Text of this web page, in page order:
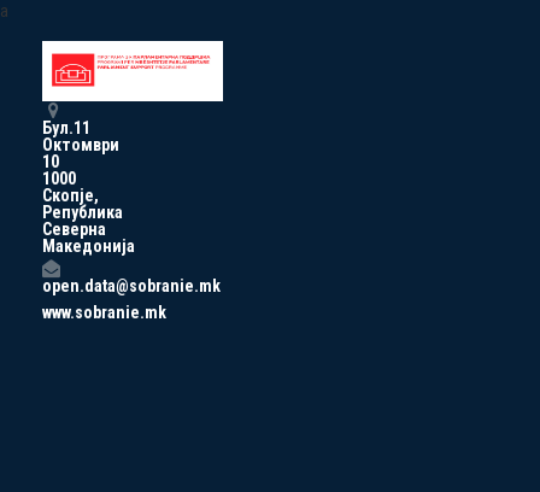
a
Бул.11
Октомври
10
1000
Скопје,
Република
Северна
Македонија
open.data@sobranie.mk
www.sobranie.mk